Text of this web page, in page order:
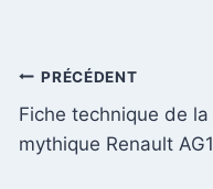
Navigation
de
PRÉCÉDENT
Fiche technique de la
mythique Renault AG1